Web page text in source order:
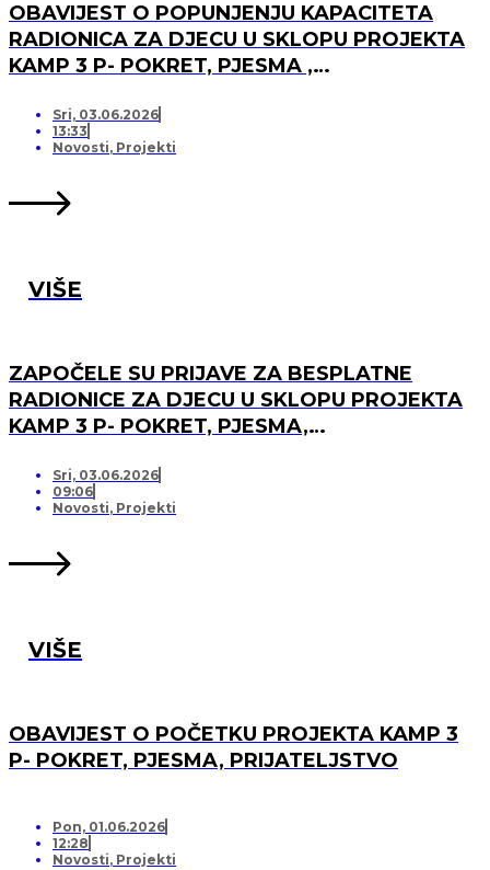
OBAVIJEST O POPUNJENJU KAPACITETA
RADIONICA ZA DJECU U SKLOPU PROJEKTA
KAMP 3 P- POKRET, PJESMA ,
LISTU ČEKANJA
Sri, 03.06.2026
13:33
Novosti, Projekti
VIŠE
ZAPOČELE SU PRIJAVE ZA BESPLATNE
RADIONICE ZA DJECU U SKLOPU PROJEKTA
KAMP 3 P- POKRET, PJESMA,
Sri, 03.06.2026
09:06
Novosti, Projekti
VIŠE
OBAVIJEST O POČETKU PROJEKTA KAMP 3
P- POKRET, PJESMA, PRIJATELJSTVO
Pon, 01.06.2026
12:28
Novosti, Projekti